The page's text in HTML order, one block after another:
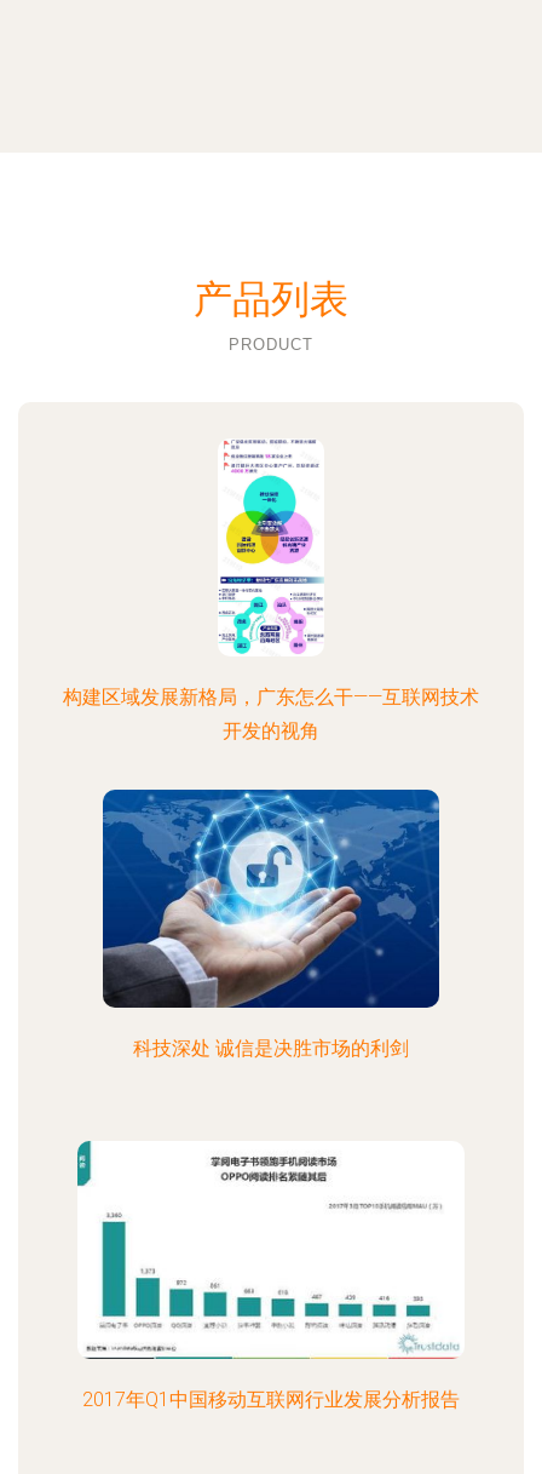
产品列表
PRODUCT
构建区域发展新格局，广东怎么干——互联网技术
开发的视角
科技深处 诚信是决胜市场的利剑
2017年Q1中国移动互联网行业发展分析报告